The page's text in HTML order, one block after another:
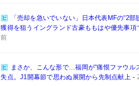
「売却を急いでいない」日本代表MFの“2
獲得を狙うイングランド古豪ももはや優先事
前
まさか、こんな形で…福岡が“痛恨ファウ
失点。J1開幕節で思わぬ展開から先制点献上-